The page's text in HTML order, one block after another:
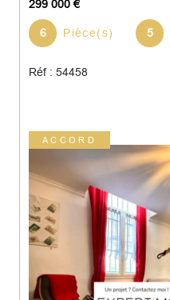
299 000 €
6 Pièce(s) 5
Réf : 54458
ACCORD